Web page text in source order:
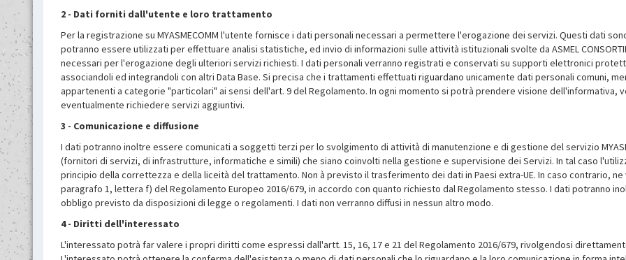
2 - Dati forniti dall'utente e loro trattamento
Per la registrazione su MYASMECOMM l'utente fornisce i dati personali necessari a permettere l'erogazione dei servizi. Questi dati
potranno essere utilizzati per effettuare analisi statistiche, ed invio di informazioni sulle attività istituzionali svolte da ASMEL
necessari per l'erogazione degli ulteriori servizi richiesti. I dati personali verranno registrati e conservati su supporti elettronici
associandoli ed integrandoli con altri Data Base. Si precisa che i trattamenti effettuati riguardano unicamente dati personali comuni,
appartenenti a categorie "particolari" ai sensi dell'art. 9 del Regolamento. In ogni momento si potrà prendere visione
eventualmente richiedere servizi aggiuntivi.
3 - Comunicazione e diffusione
I dati potranno inoltre essere comunicati a soggetti terzi per lo svolgimento di attività di manutenzione e di gestione del servizio
(fornitori di servizi, di infrastrutture, informatiche e simili) che siano coinvolti nella gestione e supervisione dei Servizi. In tal caso
principio della correttezza e della liceità del trattamento. Non à previsto il trasferimento dei dati in Paesi extra-UE. In caso contrario,
paragrafo 1, lettera f) del Regolamento Europeo 2016/679, in accordo con quanto richiesto dal Regolamento stesso. I dati potranno
obbligo previsto da disposizioni di legge o regolamenti. I dati non verranno diffusi in nessun altro modo.
4 - Diritti dell'interessato
L'interessato potrà far valere i propri diritti come espressi dall'artt. 15, 16, 17 e 21 del Regolamento 2016/679, rivolgendosi